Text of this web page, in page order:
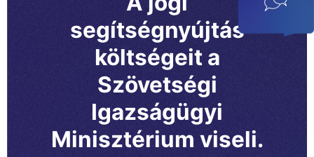
segítségnyújtás
költségeit a
Szövetségi
Igazságügyi
Minisztérium viseli.